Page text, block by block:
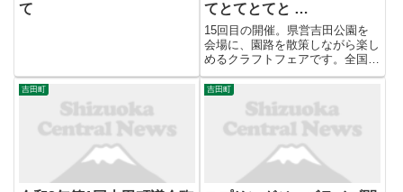
て
てとてとてと …
15回目の開催。県営吉田公園を
会場に、園路を散策しながら楽し
めるクラフトフェアです。全国か
ら参加の作家が自身で手作りの作
品を展示販売いたします。入場
料・駐車場は無料です。雨天でも
園路はコンクリートなので足元は
安心です。ぜひお越しください。
吉田町 吉田町